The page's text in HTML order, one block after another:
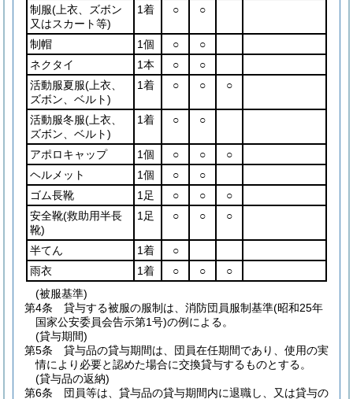
制服(上衣、ズボン
又はスカート等)
1着 ○ ○
制帽 1個 ○
○
ネクタイ
1本 ○
○
活動服夏服(上衣、
ズボン、ベルト)
1着 ○ ○ ○
活動服冬服(上衣、
ズボン、ベルト)
1着 ○ ○
アポロキャップ 1個 ○ ○
○
ヘルメット
1個 ○
○
ゴム長靴
1足 ○ ○
○
安全靴(救助用半長
靴)
1足 ○ ○ ○
半てん 1着
○
雨衣
1着 ○ ○
○
(被服基準)
第4条
貸与する被服の服制は、消防団員服制基準(昭和25年
国家公安委員会告示第1号)の例による。
(貸与期間)
第5条
貸与品の貸与期間は、団員在任期間であり、使用の実
情により必要と認めた場合に交換貸与するものとする。
(貸与品の返納)
第6条
団員等は、貸与品の貸与期間内に退職し、又は貸与の